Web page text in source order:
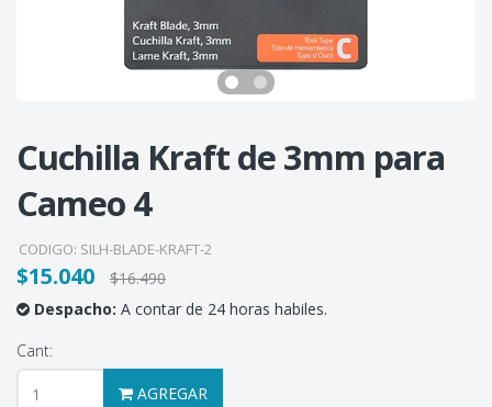
Cuchilla Kraft de 3mm para
Cameo 4
CODIGO: SILH-BLADE-KRAFT-2
$15.040
$16.490
Despacho: A contar de 24 horas habiles.
Cant:
AGREGAR